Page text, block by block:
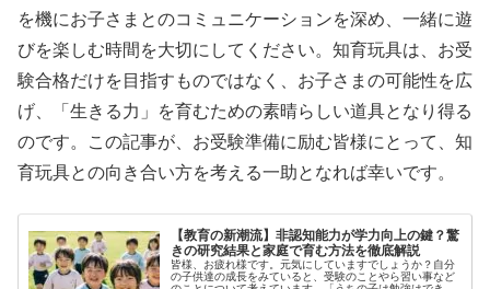
を機にお子さまとのコミュニケーションを深め、一緒に遊
びを楽しむ時間を大切にしてください。知育玩具は、お受
験合格だけを目指すものではなく、お子さまの可能性を広
げ、「生きる力」を育むための素晴らしい道具となり得る
のです。この記事が、お受験準備に励む皆様にとって、知
育玩具との向き合い方を考える一助となれば幸いです。
【教育の新潮流】非認知能力が学力向上の鍵？驚
きの研究結果と家庭で育む方法を徹底解説
皆様、お疲れ様です。元気にしていますでしょうか？自分
の子供達の成長をみていると、受験のことやら習い事など